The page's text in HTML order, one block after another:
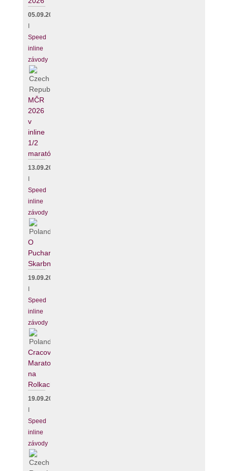
05.09.2026
Speed
inline
závody
MČR
2026
v
inline
1/2
maratónu
13.09.2026
Speed
inline
závody
O
Puchar
Skarbnika
19.09.2026
Speed
inline
závody
Cracovia
Maraton
na
Rolkach
19.09.2026
Speed
inline
závody